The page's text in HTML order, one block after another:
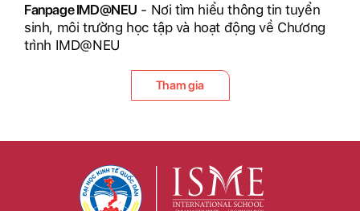
Fanpage IMD@NEU - Nơi tìm hiểu thông tin tuyển
sinh, môi trường học tập và hoạt động về Chương
trình IMD@NEU
Tham gia